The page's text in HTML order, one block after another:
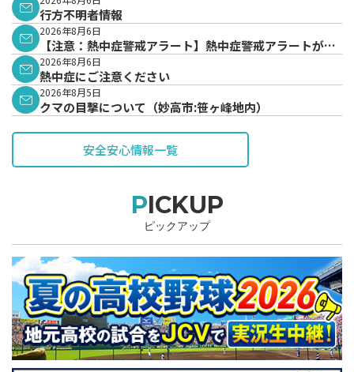
行方不明者情報
2026年8月6日
【注意：熱中症警戒アラート】熱中症警戒アラートが発
表されています。
2026年8月6日
熱中症にご注意ください
2026年8月5日
クマの目撃について（妙高市:笹ヶ峰地内）
安全安心情報一覧
PICKUP
ピックアップ